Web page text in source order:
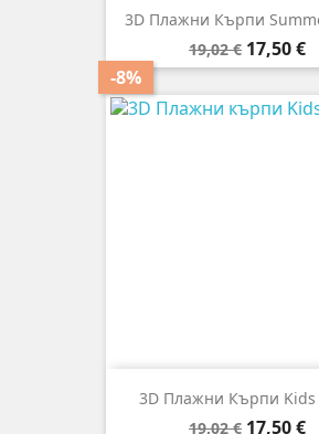
3D Плажни Кърпи
Редовна
цена
19,02 €
-8%
Цена
17,50 €
3D Плажни Кърпи Kids
Редовна
19,02 € Цена
17,50 €